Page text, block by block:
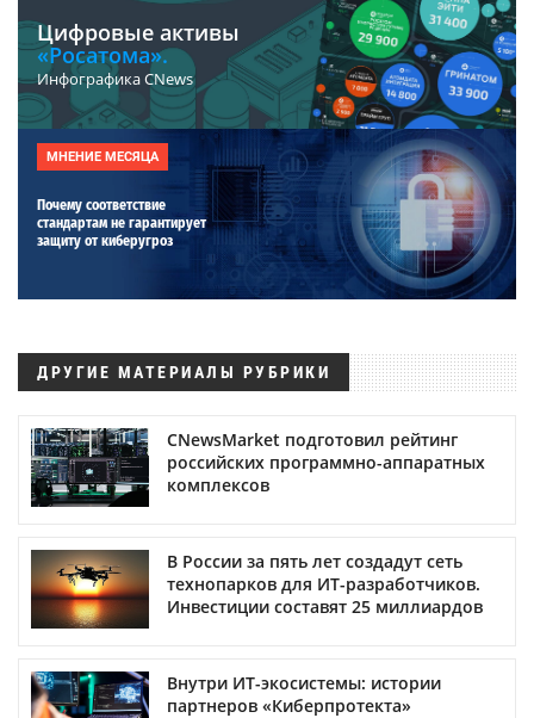
Цифровые активы
«Росатома».
Инфографика CNews
МНЕНИЕ МЕСЯЦА
Почему соответствие
стандартам не гарантирует
защиту от киберугроз
ДРУГИЕ МАТЕРИАЛЫ РУБРИКИ
CNewsMarket подготовил рейтинг
российских программно-аппаратных
комплексов
В России за пять лет создадут сеть
технопарков для ИТ-разработчиков.
Инвестиции составят 25 миллиардов
Внутри ИТ-экосистемы: истории
партнеров «Киберпротекта»